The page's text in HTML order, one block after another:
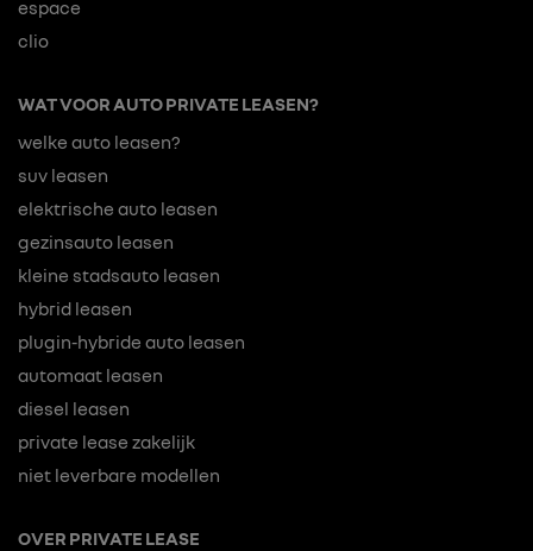
espace
clio
WAT VOOR AUTO PRIVATE LEASEN?
welke auto leasen?
suv leasen
elektrische auto leasen
gezinsauto leasen
kleine stadsauto leasen
hybrid leasen
plugin-hybride auto leasen
automaat leasen
diesel leasen
private lease zakelijk
niet leverbare modellen
OVER PRIVATE LEASE